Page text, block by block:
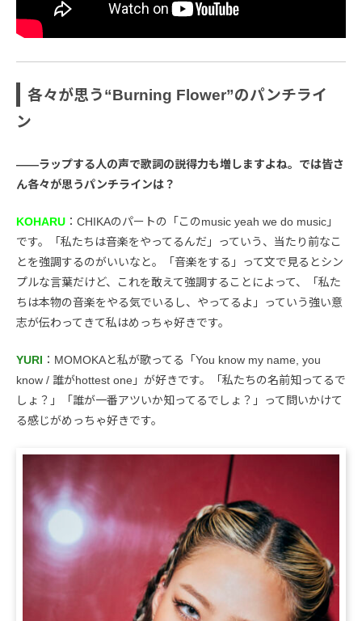
各々が思う“Burning Flower”のパンチライ
ン
――ラップする人の声で歌詞の説得力も増しますよね。では皆さ
ん各々が思うパンチラインは？
KOHARU ：CHIKAのパートの「このmusic yeah we do music」
です。「私たちは音楽をやってるんだ」っていう、当たり前なこ
とを強調するのがいいなと。「音楽をする」って文で見るとシン
プルな言葉だけど、これを敢えて強調することによって、「私た
ちは本物の音楽をやる気でいるし、やってるよ」っていう強い意
志が伝わってきて私はめっちゃ好きです。
YURI ：MOMOKAと私が歌ってる「You know my name, you
know / 誰がhottest one」が好きです。「私たちの名前知ってるで
しょ？」「誰が一番アツいか知ってるでしょ？」って問いかけて
る感じがめっちゃ好きです。